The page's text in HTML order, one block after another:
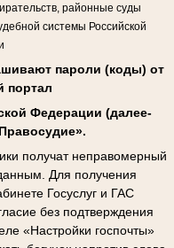
районные суды
системы Российской
пароли (коды) от
портал
Федерации (далее-
получат неправомерный
Для получения
Госуслуг и ГАС
без подтверждения
«Настройки госпочты»